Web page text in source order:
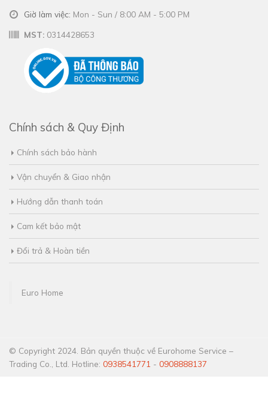
Giờ làm việc: Mon - Sun / 8:00 AM - 5:00 PM
MST: 0314428653
Chính sách & Quy Định
Chính sách bảo hành
Vận chuyển & Giao nhận
Hướng dẫn thanh toán
Cam kết bảo mật
Đổi trả & Hoàn tiền
Euro Home
© Copyright 2024. Bản quyền thuộc về Eurohome Service –
Trading Co., Ltd. Hotline: 0938541771 - 0908888137